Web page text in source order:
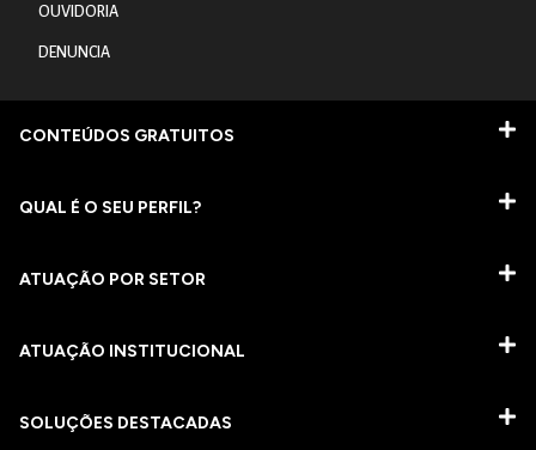
OUVIDORIA
DENUNCIA
CONTEÚDOS GRATUITOS
QUAL É O SEU PERFIL?
ATUAÇÃO POR SETOR
ATUAÇÃO INSTITUCIONAL
SOLUÇÕES DESTACADAS